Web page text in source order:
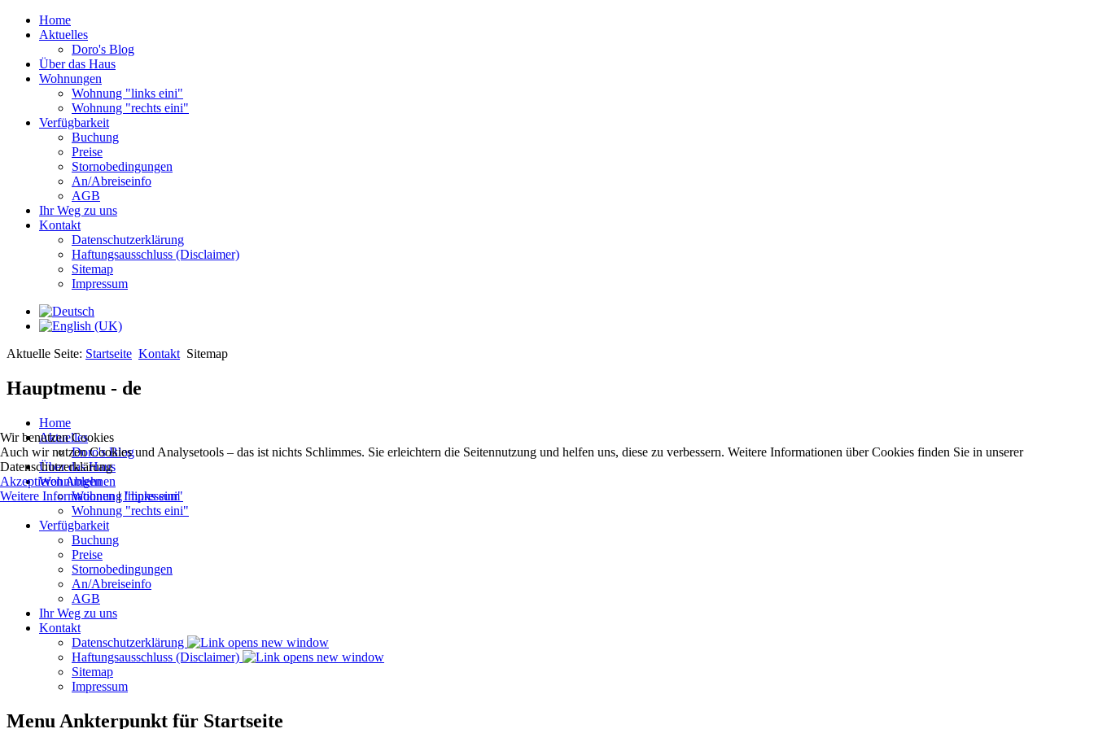
Home
Aktuelles
Doro's Blog
Über das Haus
Wohnungen
Wohnung "links eini"
Wohnung "rechts eini"
Verfügbarkeit
Buchung
Preise
Stornobedingungen
An/Abreiseinfo
AGB
Ihr Weg zu uns
Kontakt
Datenschutzerklärung
Haftungsausschluss (Disclaimer)
Sitemap
Impressum
Aktuelle Seite: Startseite Kontakt Sitemap
Hauptmenu - de
Home
Aktuelles
Doro's Blog
Über das Haus
Wohnungen
Wohnung "links eini"
Wohnung "rechts eini"
Verfügbarkeit
Buchung
Preise
Stornobedingungen
An/Abreiseinfo
AGB
Ihr Weg zu uns
Kontakt
Datenschutzerklärung
Haftungsausschluss (Disclaimer)
Sitemap
Impressum
Menu Ankterpunkt für Startseite
Wir benutzen Cookies
Auch wir nutzen Cookies und Analysetools – das ist nichts Schlimmes. Sie erleichtern die Seitennutzung und helfen uns, diese zu verbessern. Weitere Informationen über Cookies finden Sie in unserer
Datenschutzerklärung
AkzeptierenAblehnen
Weitere Informationen|Impressum